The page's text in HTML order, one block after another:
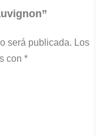
será publicada. Los
con *